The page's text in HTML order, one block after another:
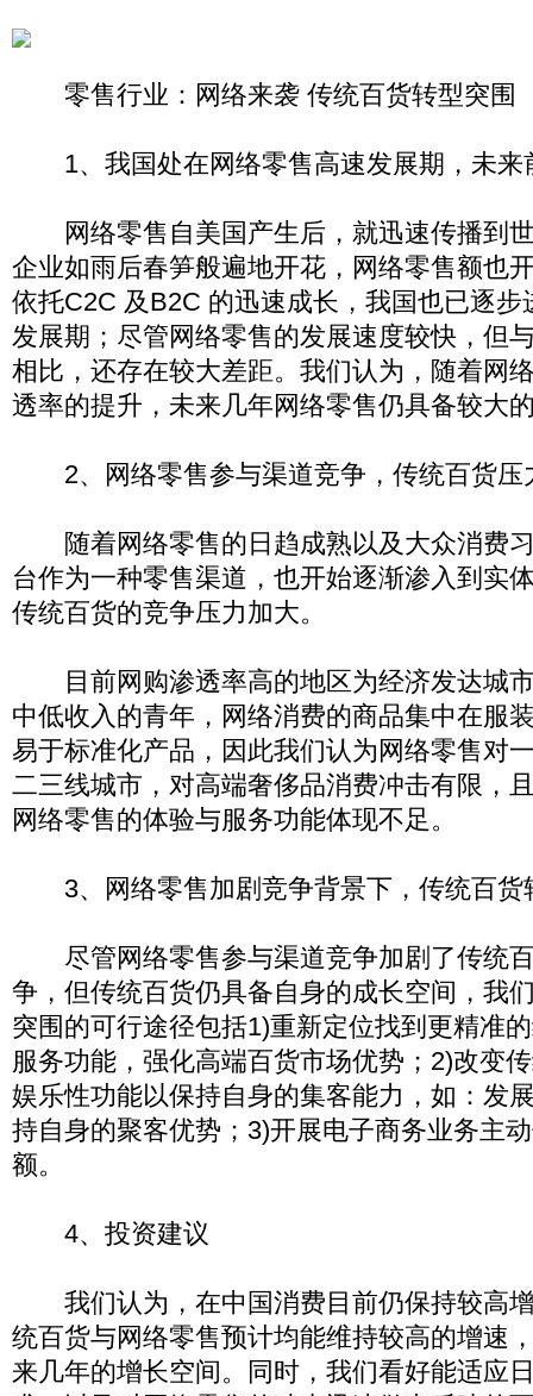
零售行业：网络来袭 传统百货转型突围
1、我国处在网络零售高速发展期，未来
网络零售自美国产生后，就迅速传播到
企业如雨后春笋般遍地开花，网络零售额也
依托C2C 及B2C 的迅速成长，我国也已逐步
发展期；尽管网络零售的发展速度较快，但
相比，还存在较大差距。我们认为，随着网
透率的提升，未来几年网络零售仍具备较大
2、网络零售参与渠道竞争，传统百货压
随着网络零售的日趋成熟以及大众消费
台作为一种零售渠道，也开始逐渐渗入到实
传统百货的竞争压力加大。
目前网购渗透率高的地区为经济发达城
中低收入的青年，网络消费的商品集中在服
易于标准化产品，因此我们认为网络零售对
二三线城市，对高端奢侈品消费冲击有限，
网络零售的体验与服务功能体现不足。
3、网络零售加剧竞争背景下，传统百货
尽管网络零售参与渠道竞争加剧了传统
争，但传统百货仍具备自身的成长空间，我
突围的可行途径包括1)重新定位找到更精准
服务功能，强化高端百货市场优势；2)改变
娱乐性功能以保持自身的集客能力，如：发
持自身的聚客优势；3)开展电子商务业务主
额。
4、投资建议
我们认为，在中国消费目前仍保持较高
统百货与网络零售预计均能维持较高的增速
来几年的增长空间。同时，我们看好能适应